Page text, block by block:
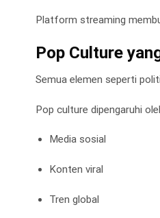
Platform streaming
Pop Culture
Semua elemen seperti
Pop culture dipengaruhi
Media sosial
Konten viral
Tren global